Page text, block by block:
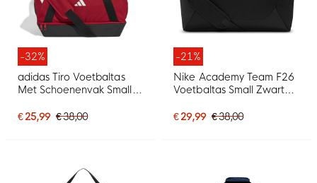
-32%
adidas Tiro Voetbaltas
Met Schoenenvak Small
€ 25,99 € 38,00
-21%
Nike Academy Team F26
Voetbaltas Small Zwart
€ 29,99 € 38,00